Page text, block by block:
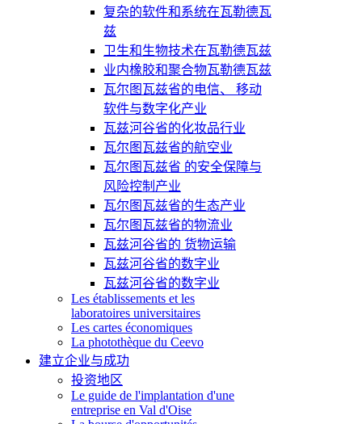
复杂的软件和系统在瓦勒德瓦
兹
卫生和生物技术在瓦勒德瓦兹
业内橡胶和聚合物瓦勒德瓦兹
瓦尔图瓦兹省的电信、 移动
软件与数字化产业
瓦兹河谷省的化妆品行业
瓦尔图瓦兹省的航空业
瓦尔图瓦兹省 的安全保障与
风险控制产业
瓦尔图瓦兹省的生态产业
瓦尔图瓦兹省的物流业
瓦兹河谷省的 货物运输
瓦兹河谷省的数字业
瓦兹河谷省的数字业
Les établissements et les
laboratoires universitaires
Les cartes économiques
La photothèque du Ceevo
建立企业与成功
投资地区
Le guide de l'implantation d'une
entreprise en Val d'Oise